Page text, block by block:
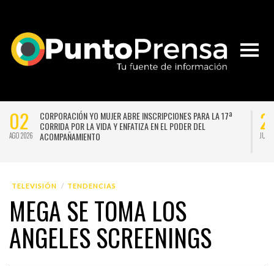
02
AGO 2026
CORPORACIÓN YO MUJER ABRE INSCRIPCIONES PARA LA 17ª
CORRIDA POR LA VIDA Y ENFATIZA EN EL PODER DEL
ACOMPAÑAMIENTO
JUL
TELEVISIÓN TENDENCIAS
MEGA SE TOMA LOS
ANGELES SCREENINGS